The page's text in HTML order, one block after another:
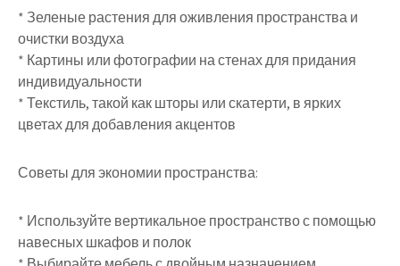
* Зеленые растения для оживления пространства и
очистки воздуха
* Картины или фотографии на стенах для придания
индивидуальности
* Текстиль, такой как шторы или скатерти, в ярких
цветах для добавления акцентов
Советы для экономии пространства:
* Используйте вертикальное пространство с помощью
навесных шкафов и полок